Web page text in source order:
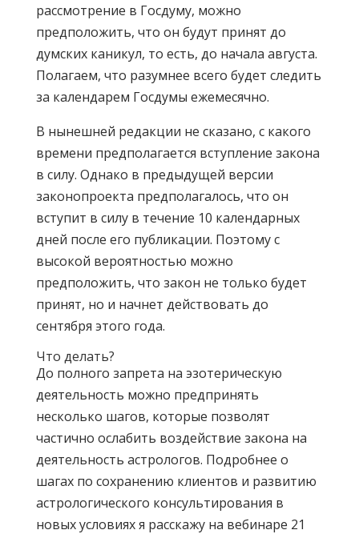
рассмотрение в Госдуму, можно
предположить, что он будут принят до
думских каникул, то есть, до начала августа.
Полагаем, что разумнее всего будет следить
за календарем Госдумы ежемесячно.
В нынешней редакции не сказано, с какого
времени предполагается вступление закона
в силу. Однако в предыдущей версии
законопроекта предполагалось, что он
вступит в силу в течение 10 календарных
дней после его публикации. Поэтому с
высокой вероятностью можно
предположить, что закон не только будет
принят, но и начнет действовать до
сентября этого года.
Что делать?
До полного запрета на эзотерическую
деятельность можно предпринять
несколько шагов, которые позволят
частично ослабить воздействие закона на
деятельность астрологов. Подробнее о
шагах по сохранению клиентов и развитию
астрологического консультирования в
новых условиях я расскажу на вебинаре 21